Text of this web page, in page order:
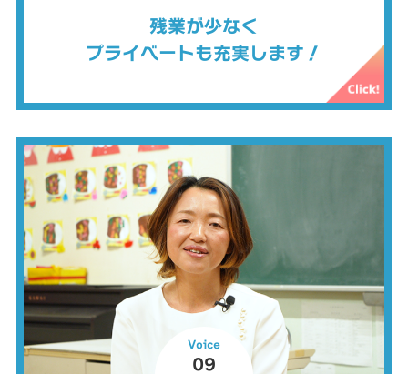
残業が少なく
プライベートも充実します！
Voice
09